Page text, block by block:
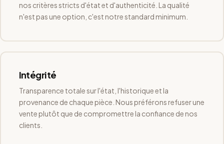
nos critères stricts d'état et d'authenticité. La qualité
n'est pas une option, c'est notre standard minimum.
Intégrité
Transparence totale sur l'état, l'historique et la
provenance de chaque pièce. Nous préférons refuser une
vente plutôt que de compromettre la confiance de nos
clients.